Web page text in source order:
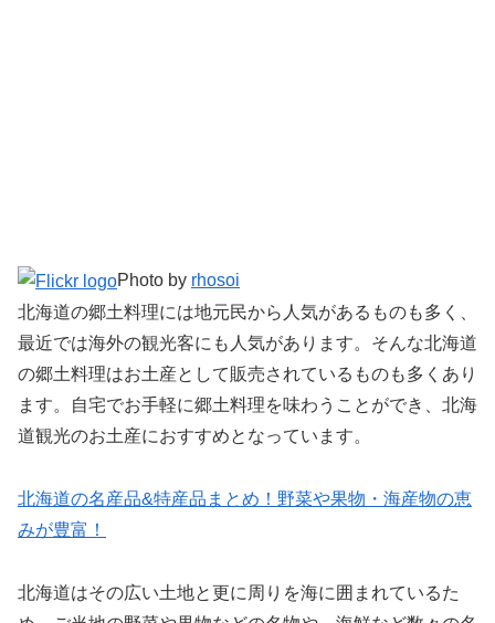
Photo by rhosoi
北海道の郷土料理には地元民から人気があるものも多く、
最近では海外の観光客にも人気があります。そんな北海道
の郷土料理はお土産として販売されているものも多くあり
ます。自宅でお手軽に郷土料理を味わうことができ、北海
道観光のお土産におすすめとなっています。
北海道の名産品&特産品まとめ！野菜や果物・海産物の恵
みが豊富！
北海道はその広い土地と更に周りを海に囲まれているた